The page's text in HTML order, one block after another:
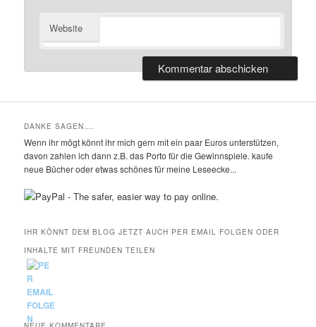
Website
DANKE SAGEN….
Wenn ihr mögt könnt ihr mich gern mit ein paar Euros unterstützen,
davon zahlen ich dann z.B. das Porto für die Gewinnspiele. kaufe
neue Bücher oder etwas schönes für meine Leseecke...
IHR KÖNNT DEM BLOG JETZT AUCH PER EMAIL FOLGEN ODER
INHALTE MIT FREUNDEN TEILEN